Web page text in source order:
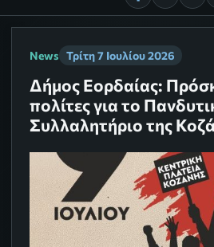
News Τρίτη 7 Ιουλίου 2026
Δήμος Εορδαίας:
πολίτες για το
Συλλαλητήριο της